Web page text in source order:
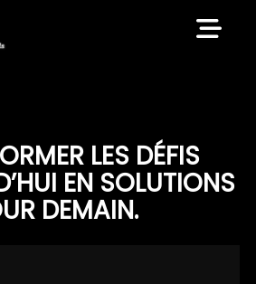
LES DÉFIS
EN SOLUTIONS
DEMAIN.